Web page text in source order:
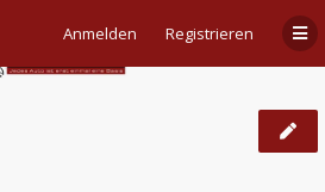
Anmelden Registrieren